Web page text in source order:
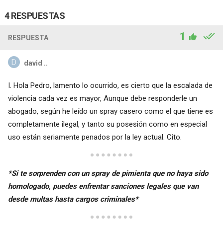
4 RESPUESTAS
RESPUESTA 1
david ..
I. Hola Pedro, lamento lo ocurrido, es cierto que la escalada de
violencia cada vez es mayor, Aunque debe responderle un
abogado, según he leído un spray casero como el que tiene es
completamente ilegal, y tanto su posesión como en especial
uso están seriamente penados por la ley actual. Cito.
*Si te sorprenden con un spray de pimienta que no haya sido
homologado, puedes enfrentar sanciones legales que van
desde multas hasta cargos criminales*